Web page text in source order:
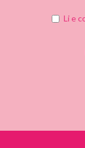
Li e